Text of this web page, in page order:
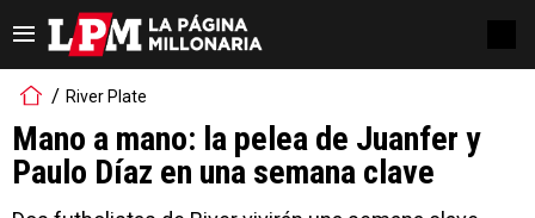
River Plate
Mano a mano: la pelea de Juanfer y
Paulo Díaz en una semana clave